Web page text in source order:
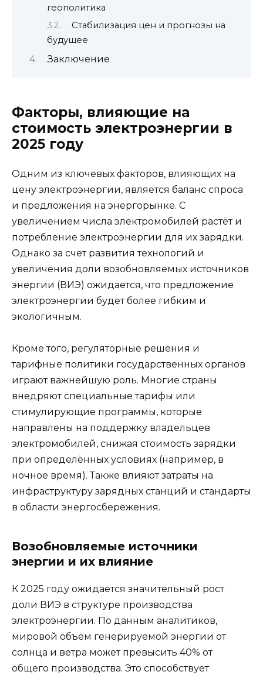
геополитика
Стабилизация цен и прогнозы на
будущее
Заключение
Факторы, влияющие на
стоимость электроэнергии в
2025 году
Одним из ключевых факторов, влияющих на
цену электроэнергии, является баланс спроса
и предложения на энергорынке. С
увеличением числа электромобилей растёт и
потребление электроэнергии для их зарядки.
Однако за счет развития технологий и
увеличения доли возобновляемых источников
энергии (ВИЭ) ожидается, что предложение
электроэнергии будет более гибким и
экологичным.
Кроме того, регуляторные решения и
тарифные политики государственных органов
играют важнейшую роль. Многие страны
внедряют специальные тарифы или
стимулирующие программы, которые
направлены на поддержку владельцев
электромобилей, снижая стоимость зарядки
при определённых условиях (например, в
ночное время). Также влияют затраты на
инфраструктуру зарядных станций и стандарты
в области энергосбережения.
Возобновляемые источники
энергии и их влияние
К 2025 году ожидается значительный рост
доли ВИЭ в структуре производства
электроэнергии. По данным аналитиков,
мировой объём генерируемой энергии от
солнца и ветра может превысить 40% от
общего производства. Это способствует